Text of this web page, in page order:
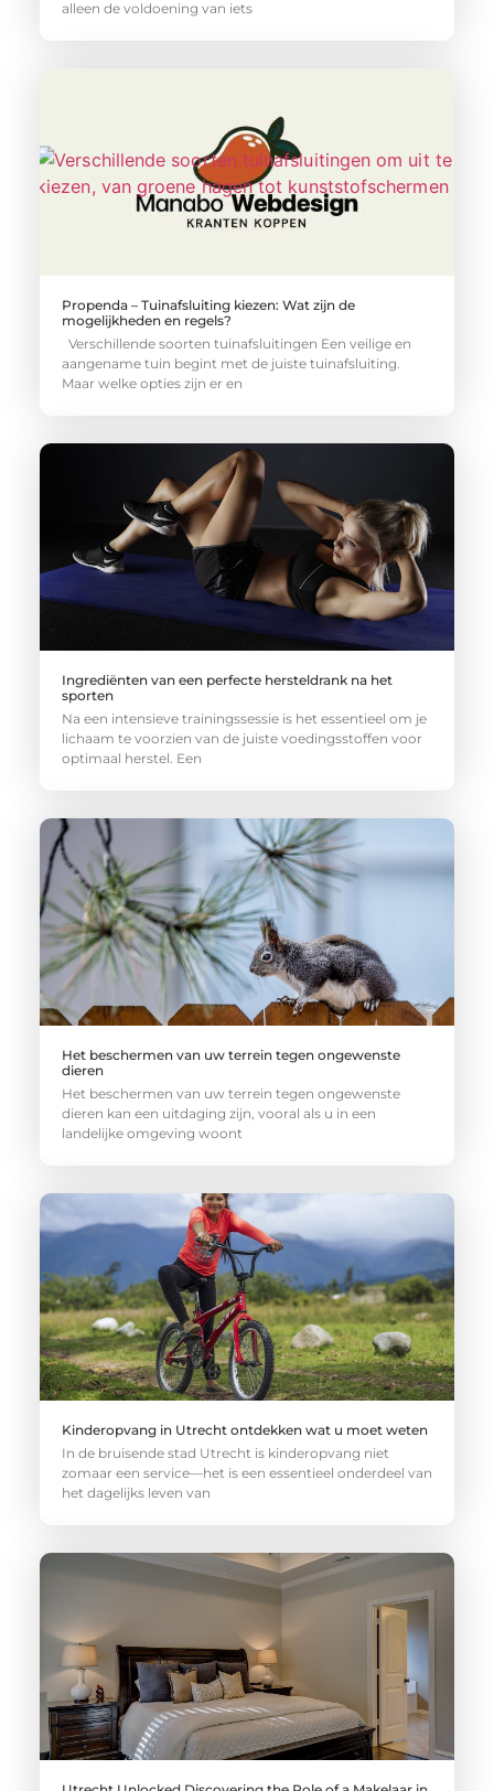
alleen de voldoening van iets
Propenda – Tuinafsluiting kiezen: Wat zijn de
mogelijkheden en regels?
Verschillende soorten tuinafsluitingen Een veilige en
aangename tuin begint met de juiste tuinafsluiting.
Maar welke opties zijn er en
Ingrediënten van een perfecte hersteldrank na het
sporten
Na een intensieve trainingssessie is het essentieel om je
lichaam te voorzien van de juiste voedingsstoffen voor
optimaal herstel. Een
Het beschermen van uw terrein tegen ongewenste
dieren
Het beschermen van uw terrein tegen ongewenste
dieren kan een uitdaging zijn, vooral als u in een
landelijke omgeving woont
Kinderopvang in Utrecht ontdekken wat u moet weten
In de bruisende stad Utrecht is kinderopvang niet
zomaar een service—het is een essentieel onderdeel van
het dagelijks leven van